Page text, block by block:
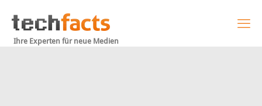
Ihre Experten für neue Medien